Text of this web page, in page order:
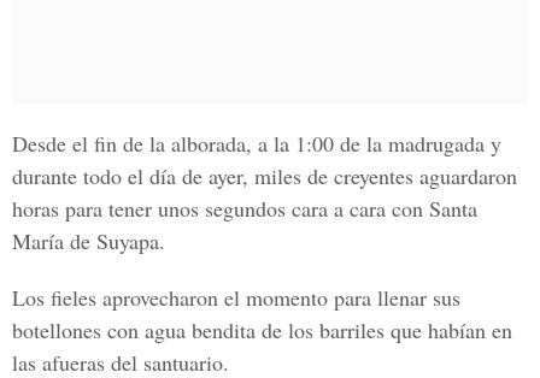
Desde el fin de la alborada, a la 1:00 de la madrugada y
durante todo el día de ayer, miles de creyentes aguardaron
horas para tener unos segundos cara a cara con Santa
María de Suyapa.
Los fieles aprovecharon el momento para llenar sus
botellones con agua bendita de los barriles que habían en
las afueras del santuario.